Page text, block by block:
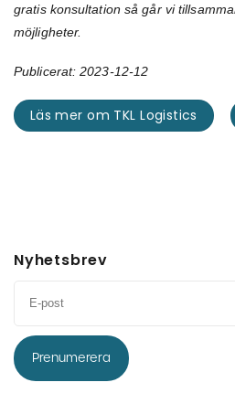
gratis konsultation så går vi
möjligheter.
Publicerat: 2023-12-12
Läs mer om TKL Logistics
Nyhetsbrev
Prenumerera